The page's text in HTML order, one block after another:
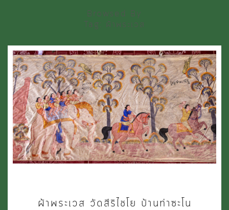
Browsed By
Tag: ผ้าพระเวส
ผ้าพระเวส วัดสีริไชโย บ้านท่าซะโน